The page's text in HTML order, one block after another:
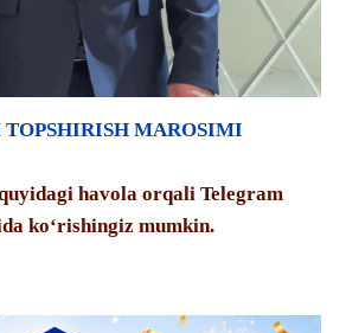
MAROSIMI
havola orqali Telegram
ko‘rishingiz mumkin.